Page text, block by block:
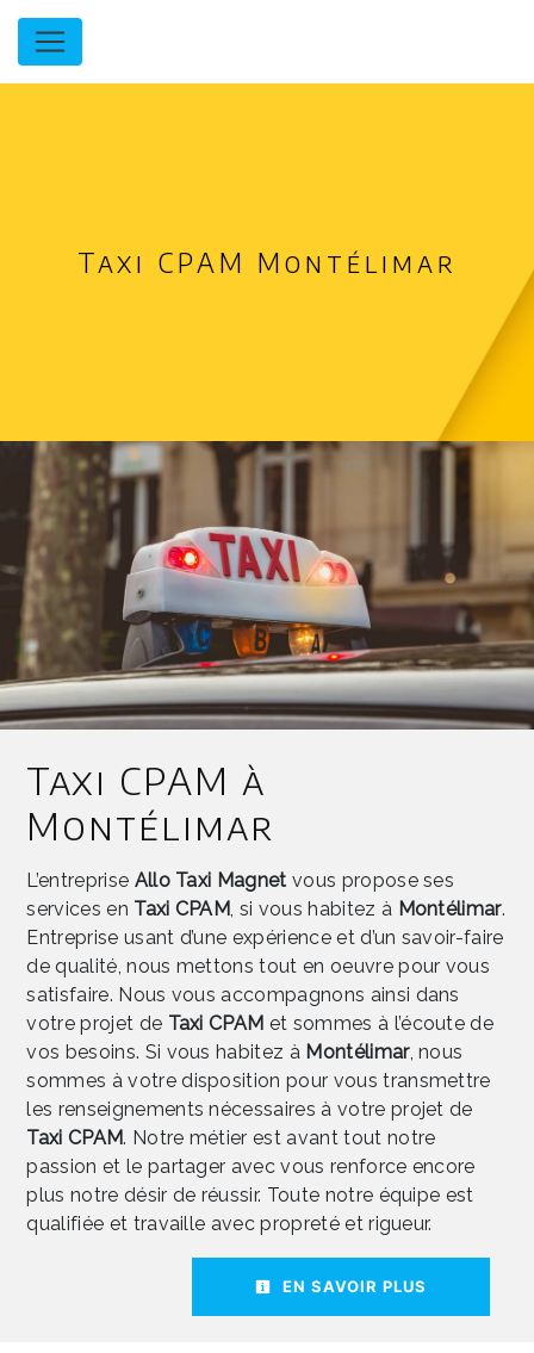
Panneau de gestion des cookies
Taxi CPAM Montélimar
Taxi CPAM à
Montélimar
L’entreprise Allo Taxi Magnet vous propose ses
services en Taxi CPAM , si vous habitez à Montélimar.
Entreprise usant d’une expérience et d’un savoir-faire
de qualité, nous mettons tout en oeuvre pour vous
satisfaire. Nous vous accompagnons ainsi dans
votre projet de Taxi CPAM et sommes à l’écoute de
vos besoins. Si vous habitez à Montélimar, nous
sommes à votre disposition pour vous transmettre
les renseignements nécessaires à votre projet de
Taxi CPAM. Notre métier est avant tout notre
passion et le partager avec vous renforce encore
plus notre désir de réussir. Toute notre équipe est
qualifiée et travaille avec propreté et rigueur.
EN SAVOIR PLUS